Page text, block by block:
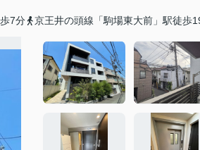
7分 京王井の頭線「駒場東大前」駅徒歩